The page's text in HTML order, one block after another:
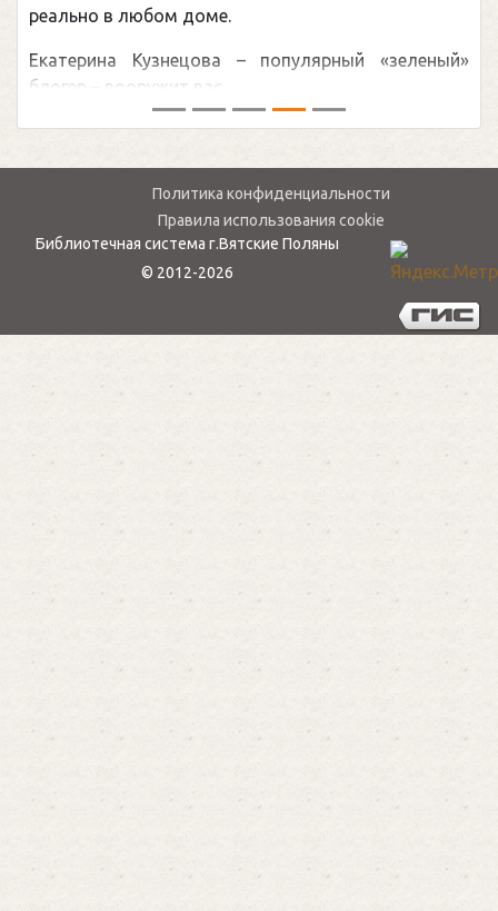
реально в любом доме.
Екатерина Кузнецова – популярный «зеленый»
блогер – вооружит вас ...
Политика конфиденциальности
Правила использования cookie
Библиотечная система г.Вятские Поляны
© 2012-2026